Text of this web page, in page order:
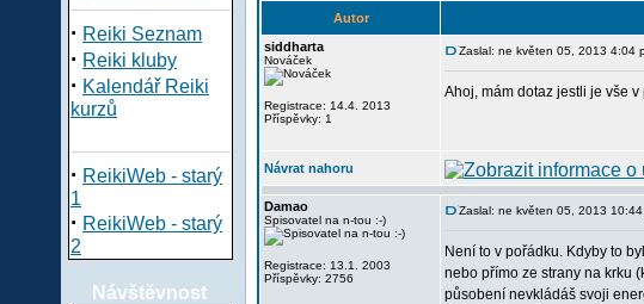
· Reiki Seznam
· Reiki kluby
· Kalendář Reiki
kurzů
· ReikiWeb - starý
1
· ReikiWeb - starý
2
Návštěvnost
Autor
siddharta
Nováček
Registrace: 14.4. 2013
Příspěvky: 1
Zaslal: ne květen 05, 2013 4:04
Ahoj, mám dotaz jestli je vše
Návrat nahoru
Damao
Spisovatel na n-tou :-)
Registrace: 13.1. 2003
Příspěvky: 2756
Zaslal: ne květen 05, 2013
Není to v pořádku. Kdyby to
nebo přímo ze strany na krku
působení nevkládáš svoji